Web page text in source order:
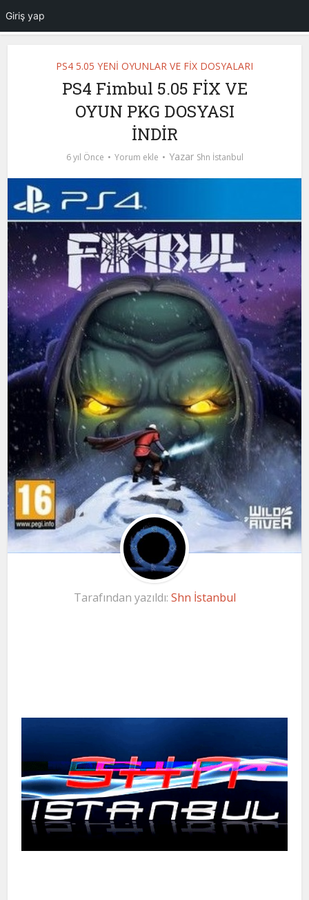
PS4 5.05 YENİ OYUNLAR VE FİX DOSYALARI
PS4 Fimbul 5.05 FİX VE
OYUN PKG DOSYASI
İNDİR
6 yıl Önce Yorum ekle Yazar Shn İstanbul
Tarafından yazıldı: Shn İstanbul
Giriş yap